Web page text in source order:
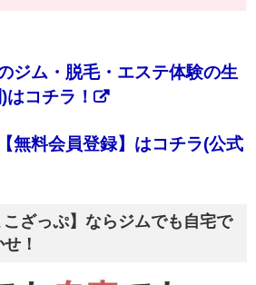
ジム・脱毛・エステ体験の生
コチラ！
無料会員登録】はコチラ(公式
ざっぷ】ならジムでも自宅で
！